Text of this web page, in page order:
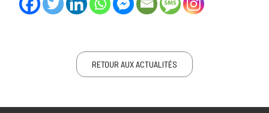
RETOUR AUX ACTUALITÉS